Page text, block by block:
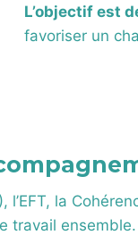
L’objectif est
favoriser un
l’EFT, la
travail ensemble.